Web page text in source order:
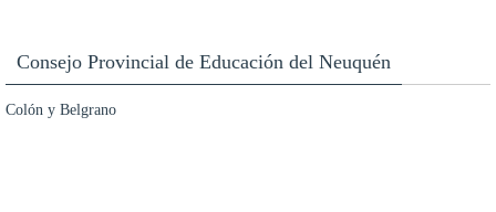
Consejo Provincial de Educación del Neuquén
Colón y Belgrano